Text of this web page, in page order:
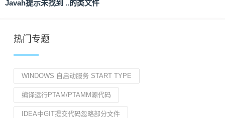
Javah提示未找到 ..的类文件
热门专题
WINDOWS 自启动服务 START TYPE
编译运行PTAM/PTAMM源代码
IDEA中GIT提交代码忽略部分文件